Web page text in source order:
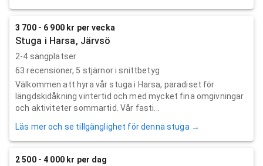
3 700 - 6 900 kr per vecka
Stuga i Harsa, Järvsö
2-4 sängplatser
63 recensioner, 5 stjärnor i snittbetyg
Välkommen att hyra vår stuga i Harsa, paradiset för
längdskidåkning vintertid och med mycket fina omgivningar
och aktiviteter sommartid. Vår fasti...
Läs mer och se tillgänglighet för denna stuga →
2 500 - 4 000 kr per dag